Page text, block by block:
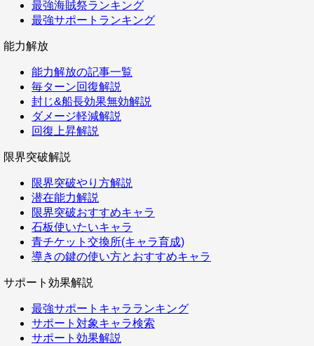
最強海賊祭ランキング
最強サポートランキング
能力解放
能力解放の記事一覧
毎ターン回復解説
封じ&船長効果無効解説
ダメージ軽減解説
回復上昇解説
限界突破解説
限界突破やり方解説
潜在能力解説
限界突破おすすめキャラ
石板使いたいキャラ
青チケット交換所(キャラ育成)
導きの鍵の使い方とおすすめキャラ
サポート効果解説
最強サポートキャラランキング
サポート対象キャラ検索
サポート効果解説